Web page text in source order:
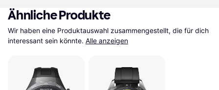
Ähnliche Produkte
Wir haben eine Produktauswahl zusammengestellt, die für dich
interessant sein könnte. Alle anzeigen